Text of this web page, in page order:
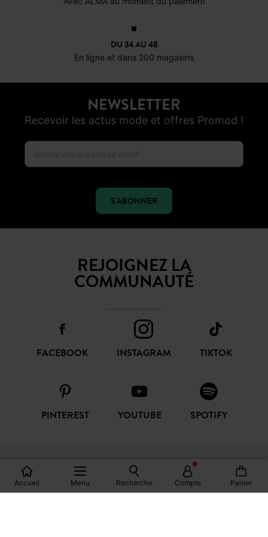
Accueil Menu Recherche Compte Panier
DU 34 AU 48
En ligne et dans 200 magasins
NEWSLETTER
Recevoir les actus mode et offres Promod !
S'ABONNER
REJOIGNEZ LA
COMMUNAUTÉ
FACEBOOK INSTAGRAM TIKTOK
PINTEREST YOUTUBE SPOTIFY
SHOP
AIDE